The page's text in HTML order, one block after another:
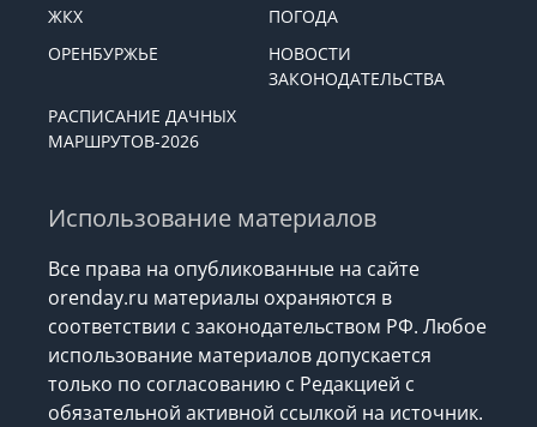
ЖКХ
ПОГОДА
ОРЕНБУРЖЬЕ
НОВОСТИ
ЗАКОНОДАТЕЛЬСТВА
РАСПИСАНИЕ ДАЧНЫХ
МАРШРУТОВ-2026
Использование материалов
Все права на опубликованные на сайте
orenday.ru материалы охраняются в
соответствии с законодательством РФ. Любое
использование материалов допускается
только по согласованию с Редакцией с
обязательной активной ссылкой на источник.